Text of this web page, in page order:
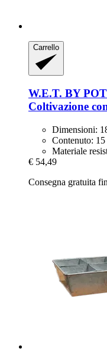
Carrello
W.E.T. BY
Coltivazione
Dimensioni:
Contenuto: 15
Materiale
€ 54,49
Consegna gratuita